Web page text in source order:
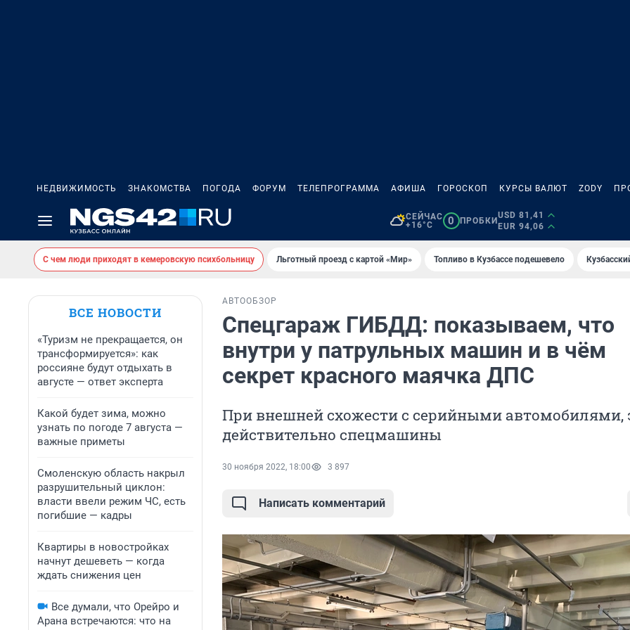
НЕДВИЖИМОСТЬ ЗНАКОМСТВА ПОГОДА ФОРУМ ТЕЛЕПРОГРАММА АФИША ГОРОСКОП КУРСЫ ВАЛЮТ ZODY
СЕЙЧАС
+16°C
0 ПРОБКИ
USD 81,41
EUR 94,06
С чем люди приходят в кемеровскую психбольницу Льготный проезд с картой «Мир» Топливо в Кузбассе подешевело
ВСЕ НОВОСТИ
«Туризм не прекращается, он
трансформируется»: как
россияне будут отдыхать в
августе — ответ эксперта
Какой будет зима, можно
узнать по погоде 7 августа —
важные приметы
Смоленскую область накрыл
разрушительный циклон:
власти ввели режим ЧС, есть
погибшие — кадры
Квартиры в новостройках
начнут дешеветь — когда
ждать снижения цен
Все думали, что Орейро и
Арана встречаются: что на
АВТООБЗОР
Спецгараж ГИБДД: показываем, что
внутри у патрульных машин и в чём
секрет красного маячка ДПС
При внешней схожести с серийными автомобилями,
действительно спецмашины
30 ноября 2022, 18:00 3 897
Написать комментарий